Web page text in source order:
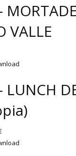
VALLE
LUNCH